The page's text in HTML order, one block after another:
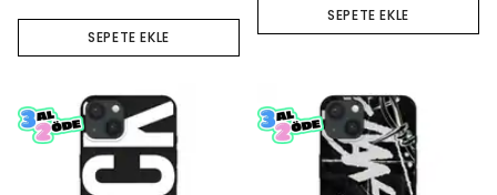
SEPETE EKLE
SEPETE EKLE